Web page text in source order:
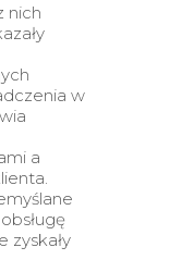
nich
w
a
zyskały